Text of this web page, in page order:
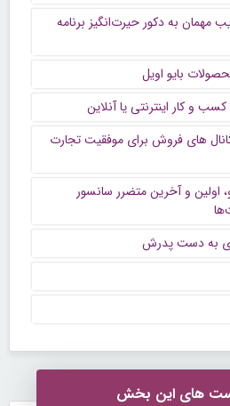
مهمان به دکور حیرت‌انگیز برنامه
بایو اویل
های فروش برای موفقیت تجارت
اولین و آخرین متضرر سانسور
های این بخش